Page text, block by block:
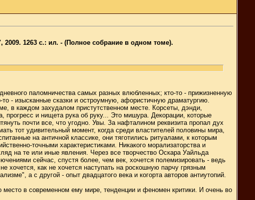
1263 с.: ил. - (Полное собрание в одном томе).
паломничества самых разных влюбленных; кто-то - прижизненную
- изысканные сказки и остроумную, афористичную драматургию.
в каждом захудалом пристутственном месте. Корсеты, дэнди,
и нищета рука об руку... Это мишура. Декорации, которые
почти все, что угодно. Увы. За нафталином реквизита пропал дух
тот удивительный момент, когда среди властителей половины мира,
на античной классике, они тяготились ритуалами, к которым
точными характеристиками. Никакого морализаторства и
на те или иные явления. Через все творчество Оскара Уайльда
сейчас, спустя более, чем век, хочется полемизировать - ведь
хочется, как не хочется наступать на роскошную парчу грязным
а с другой - опыт двадцатого века и когорта авторов антиутопий.
в современном ему мире, тенденции и феномен критики. И очень во